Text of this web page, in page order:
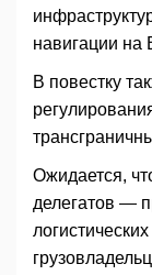
навигации на
В повестку
Ожидается,
делегатов —